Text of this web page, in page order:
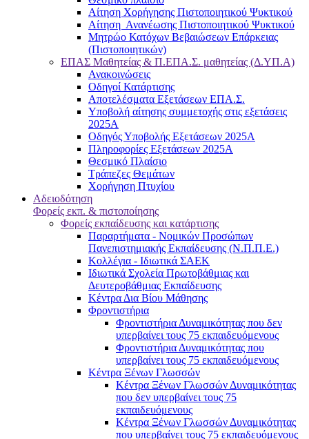
Αίτηση Χορήγησης Πιστοποιητικού Ψυκτικού
Αίτηση Ανανέωσης Πιστοποιητικού Ψυκτικού
Μητρώο Κατόχων Βεβαιώσεων Επάρκειας
(Πιστοποιητικών)
ΕΠΑΣ Μαθητείας & Π.ΕΠΑ.Σ. μαθητείας (Δ.ΥΠ.Α)
Ανακοινώσεις
Oδηγοί Κατάρτισης
Αποτελέσματα Εξετάσεων ΕΠΑ.Σ.
Υποβολή αίτησης συμμετοχής στις εξετάσεις
2025Α
Οδηγός Υποβολής Εξετάσεων 2025A
Πληροφορίες Εξετάσεων 2025Α
Θεσμικό Πλαίσιο
Τράπεζες Θεμάτων
Χορήγηση Πτυχίου
Αδειοδότηση
Φορείς εκπ. & πιστοποίησης
Φορείς εκπαίδευσης και κατάρτισης
Παραρτήματα - Νομικών Προσώπων
Πανεπιστημιακής Εκπαίδευσης (Ν.Π.Π.Ε.)
Κολλέγια - Ιδιωτικά ΣΑΕΚ
Ιδιωτικά Σχολεία Πρωτοβάθμιας και
Δευτεροβάθμιας Εκπαίδευσης
Κέντρα Δια Βίου Μάθησης
Φροντιστήρια
Φροντιστήρια Δυναμικότητας που δεν
υπερβαίνει τους 75 εκπαιδευόμενους
Φροντιστήρια Δυναμικότητας που
υπερβαίνει τους 75 εκπαιδευόμενους
Κέντρα Ξένων Γλωσσών
Kέντρα Ξένων Γλωσσών Δυναμικότητας
που δεν υπερβαίνει τους 75
εκπαιδευόμενους
Kέντρα Ξένων Γλωσσών Δυναμικότητας
που υπερβαίνει τους 75 εκπαιδευόμενους